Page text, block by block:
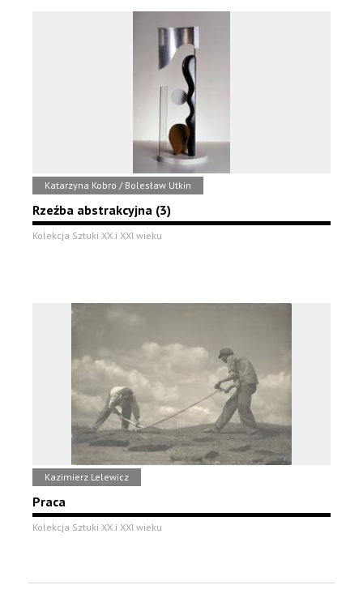
Katarzyna Kobro / Bolesław Utkin
Rzeźba abstrakcyjna (3)
Kolekcja Sztuki XX i XXI wieku
Kazimierz Lelewicz
Praca
Kolekcja Sztuki XX i XXI wieku